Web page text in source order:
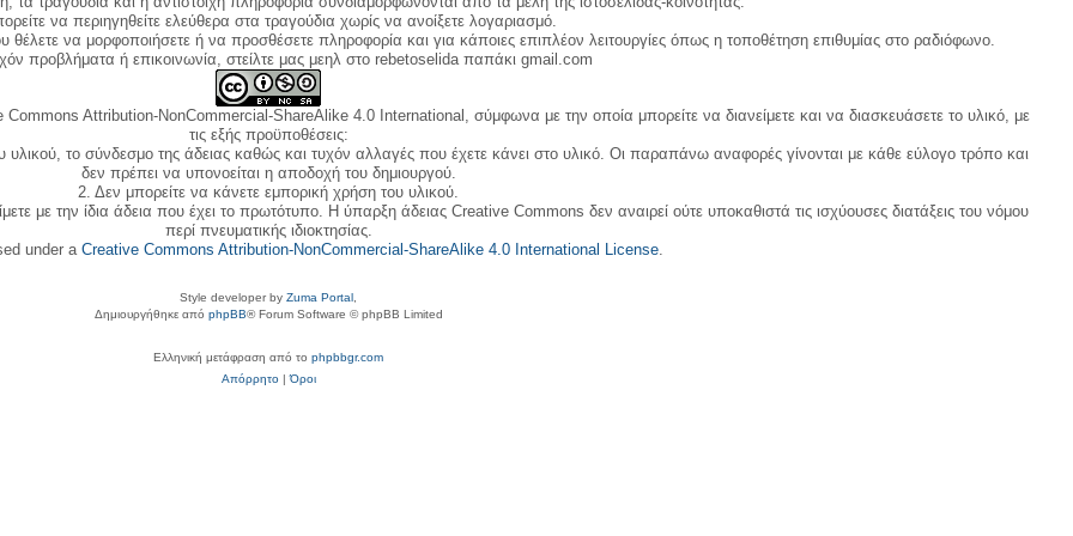
να περιηγηθείτε ελεύθερα στα τραγούδια χωρίς να ανοίξετε λογαριασμό.
να μορφοποιήσετε ή να προσθέσετε πληροφορία και για κάποιες επιπλέον λειτουργίες όπως η τοποθέτηση επιθυμίας στο ραδιόφωνο.
προβλήματα ή επικοινωνία, στείλτε μας μεηλ στο rebetoselida παπάκι gmail.com
Attribution-NonCommercial-ShareAlike 4.0 International, σύμφωνα με την οποία μπορείτε να διανείμετε και να διασκευάσετε το υλικό, με
τις εξής προϋποθέσεις:
υλικού, το σύνδεσμο της άδειας καθώς και τυχόν αλλαγές που έχετε κάνει στο υλικό. Οι παραπάνω αναφορές γίνονται με κάθε εύλογο τρόπο και
δεν πρέπει να υπονοείται η αποδοχή του δημιουργού.
2. Δεν μπορείτε να κάνετε εμπορική χρήση του υλικού.
με την ίδια άδεια που έχει το πρωτότυπο. Η ύπαρξη άδειας Creative Commons δεν αναιρεί ούτε υποκαθιστά τις ισχύουσες διατάξεις του νόμου
περί πνευματικής ιδιοκτησίας.
under a Creative Commons Attribution-NonCommercial-ShareAlike 4.0 International License.
Style developer by Zuma Portal
Δημιουργήθηκε από phpBB® Forum Software © phpBB Limited
Ελληνική μετάφραση από το phpbbgr.com
Απόρρητο|Όροι